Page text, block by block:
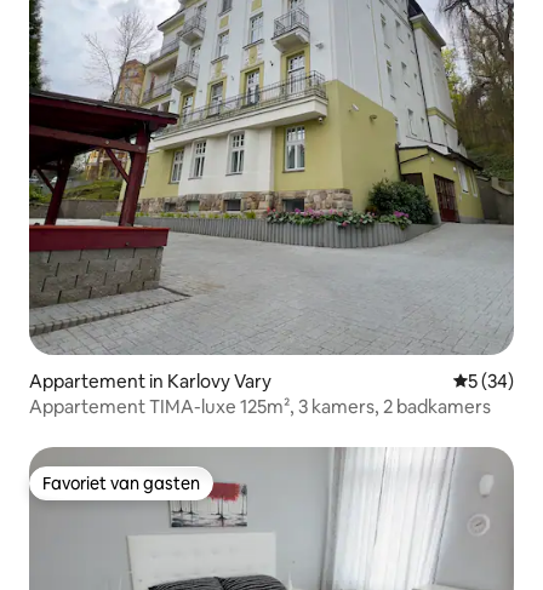
Appartement in Karlovy Vary
5 (34)
Appartement TIMA-luxe 125m², 3 kamers, 2 badkamers
Favoriet van gasten
Favoriet van gasten